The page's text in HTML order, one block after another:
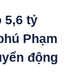
5,6 tỷ
Phạm
động